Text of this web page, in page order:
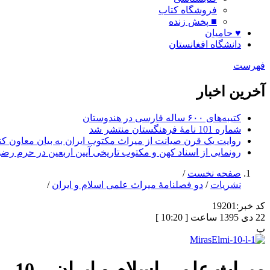
فروشگاه کتاب
■ پخش زنده
♥ حامیان
دانشگاه افغانستان
فهرست
آخرین اخبار
کتیبه‌های ۶۰۰ ساله فارسی در هندوستان
شماره 101 نامۀ فرهنگستان منتشر شد
روایت یک قرن صیانت از میراث مکتوب ایران به بیان معاون
رونمایی از اسناد کهن و مکتوب تاریخی آیین اربعین در حرم
صفحه نخست /
نشریات / دو فصلنامۀ میراث علمی اسلام و ایران /
کد خبر: 19201
22 دی 1395 ساعت [ 10:20 ]
پ